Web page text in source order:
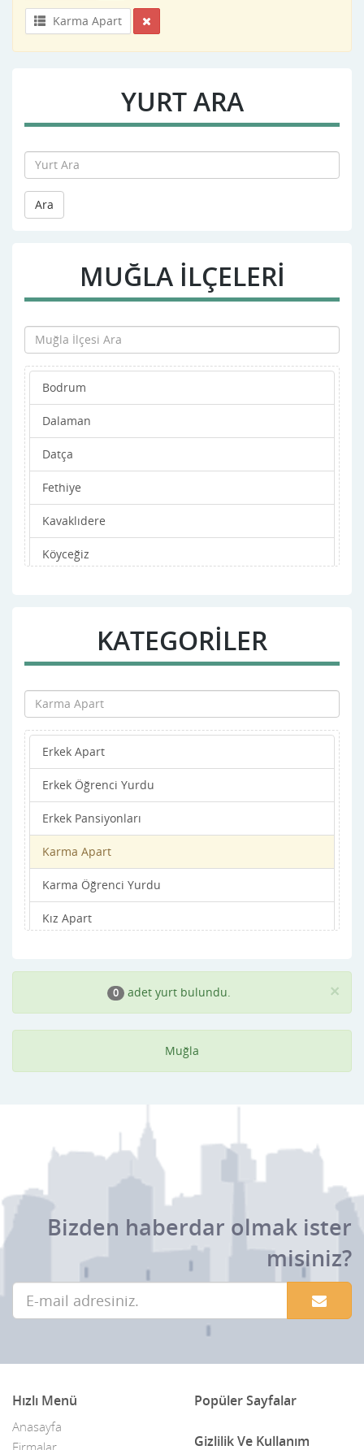
Karma Apart
YURT ARA
Ara
MUĞLA İLÇELERİ
Bodrum
Dalaman
Datça
Fethiye
Kavaklıdere
Köyceğiz
Ortaca
Ula
Yatağan
KATEGORİLER
Erkek Apart
Erkek Öğrenci Yurdu
Erkek Pansiyonları
Karma Apart
Karma Öğrenci Yurdu
Kız Apart
Kız Pansiyonları ×
0 adet yurt bulundu.
Muğla
Bizden haberdar olmak ister
misiniz?
Hızlı Menü
Anasayfa
Popüler Sayfalar
Gizlilik Ve Kullanım